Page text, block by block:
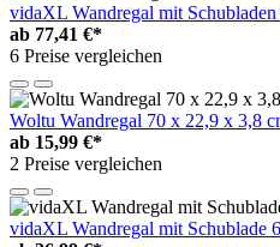
vidaXL Wandregal mit
ab 77,41 €*
6 Preise vergleichen
Woltu Wandregal 70 x 22,9 x 3,8
ab 15,99 €*
2 Preise vergleichen
vidaXL Wandregal mit Schublade